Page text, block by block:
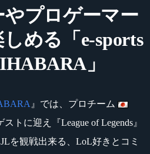
プロゲーマー
める「e-sports
」
』では、プロチーム
トに迎え『League of Legends』
を観戦出来る、LoL好きとコミ